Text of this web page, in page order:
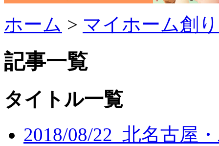
ホーム > マイホーム創
記事一覧
タイトル一覧
2018/08/22 北名古屋